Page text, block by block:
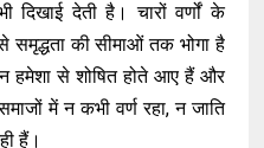
देती है। चारों वर्णों के
की सीमाओं तक भोगा है
हमेशा से शोषित होते आए हैं और
में न कभी वर्ण रहा, न जाति
हैं।